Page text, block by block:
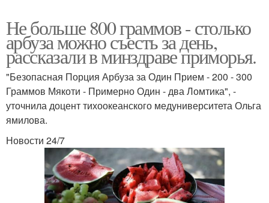
Не больше 800 граммов - столько
арбуза можно съесть за день,
рассказали в минздраве приморья.
"Безопасная Порция Арбуза за Один Прием - 200 - 300
Граммов Мякоти - Примерно Один - два Ломтика", -
уточнила доцент тихоокеанского медуниверситета Ольга
ямилова.
Новости 24/7